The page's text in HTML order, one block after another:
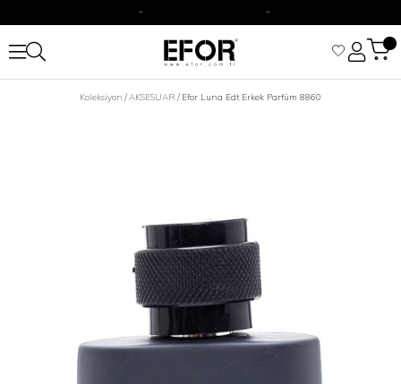
Siparişleriniz 1-3 iş günü içerisinde kargoya verilecektir.
Koleksiyon AKSESUAR Efor Luna Edt Erkek Parfüm 8860